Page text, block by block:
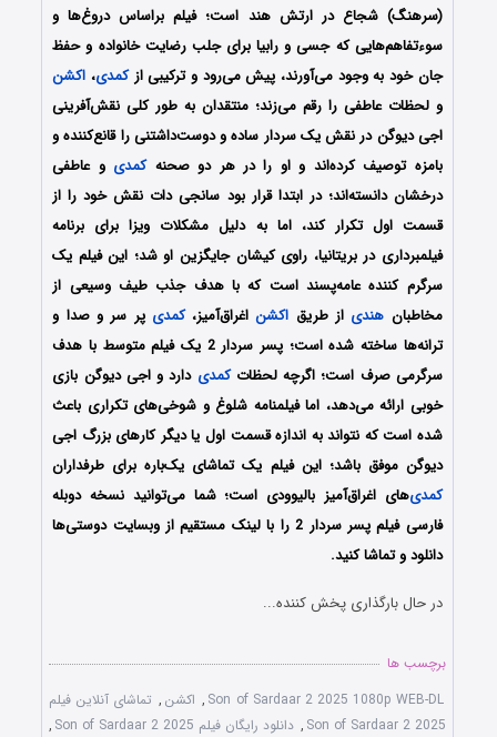
(سرهنگ) شجاع در ارتش هند است؛ فیلم براساس دروغ‌ها و
سوءتفاهم‌هایی که جسی و رابیا برای جلب رضایت خانواده و حفظ
جان خود به وجود می‌آورند، پیش می‌رود و ترکیبی ازکمدی، اکشن
و لحظات عاطفی را رقم می‌زند؛ منتقدان به طور کلی نقش‌آفرینی
اجی دیوگن در نقش یک سردار ساده و دوست‌داشتنی را قانع‌کننده و
بامزه توصیف کرده‌اند و او را در هر دو صحنهکمدی و عاطفی
درخشان دانسته‌اند؛ در ابتدا قرار بود سانجی دات نقش خود را از
قسمت اول تکرار کند، اما به دلیل مشکلات ویزا برای برنامه
فیلمبرداری در بریتانیا، راوی کیشان جایگزین او شد؛ این فیلم یک
سرگرم کننده عامه‌پسند است که با هدف جذب طیف وسیعی از
مخاطبان هندی از طریق اکشناغراق‌آمیز،کمدی پر سر و صدا و
ترانه‌ها ساخته شده است؛ پسر سردار 2 یک فیلم متوسط با هدف
سرگرمی صرف است؛ اگرچه لحظاتکمدی دارد و اجی دیوگن بازی
خوبی ارائه می‌دهد، اما فیلمنامه شلوغ و شوخی‌های تکراری باعث
شده است که نتواند به اندازه قسمت اول یا دیگر کارهای بزرگ اجی
دیوگن موفق باشد؛ این فیلم یک تماشای یک‌باره برای طرفداران
کمدی‌های اغراق‌آمیز بالیوودی است؛شما می‌توانید نسخه دوبله
فارسی فیلم پسر سردار 2 را با ‌لینک مستقیم از وبسایت دوستی‌ها
دانلود و تماشا کنید.
در حال بارگذاری پخش کننده...
برچسب ها
Son of Sardaar 2 2025 1080p WEB-DL
, اکشن , تماشای آنلاین فیلم
Son of Sardaar 2 2025
, دانلود رایگان فیلم Son of Sardaar 2 2025
,